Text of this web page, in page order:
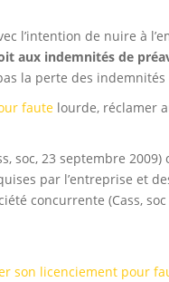
l’intention de nuire à
aux indemnités de
la perte des indemnités
faute lourde, réclamer
soc, 23 septembre
par l’entreprise et
concurrente (Cass,
son licenciement pour